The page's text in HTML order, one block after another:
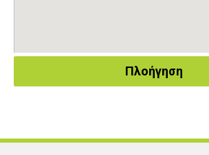
Πλοήγηση